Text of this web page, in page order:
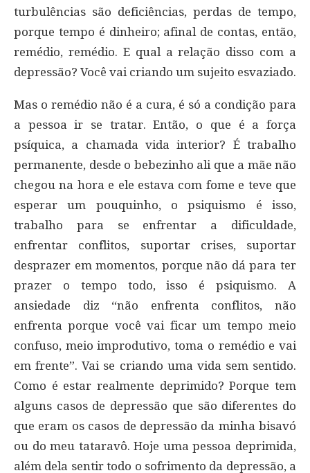
turbulências são deficiências, perdas de tempo,
porque tempo é dinheiro; afinal de contas, então,
remédio, remédio. E qual a relação disso com a
depressão? Você vai criando um sujeito esvaziado.
Mas o remédio não é a cura, é só a condição para
a pessoa ir se tratar. Então, o que é a força
psíquica, a chamada vida interior? É trabalho
permanente, desde o bebezinho ali que a mãe não
chegou na hora e ele estava com fome e teve que
esperar um pouquinho, o psiquismo é isso,
trabalho para se enfrentar a dificuldade,
enfrentar conflitos, suportar crises, suportar
desprazer em momentos, porque não dá para ter
prazer o tempo todo, isso é psiquismo. A
ansiedade diz “não enfrenta conflitos, não
enfrenta porque você vai ficar um tempo meio
confuso, meio improdutivo, toma o remédio e vai
em frente”. Vai se criando uma vida sem sentido.
Como é estar realmente deprimido? Porque tem
alguns casos de depressão que são diferentes do
que eram os casos de depressão da minha bisavó
ou do meu tataravô. Hoje uma pessoa deprimida,
além dela sentir todo o sofrimento da depressão, a